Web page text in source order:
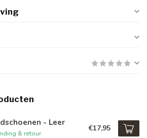
- Leer
& retour
€17,95